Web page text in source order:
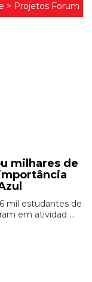
> Projetos Forum
milhares de
mil estudantes de
em atividad ...